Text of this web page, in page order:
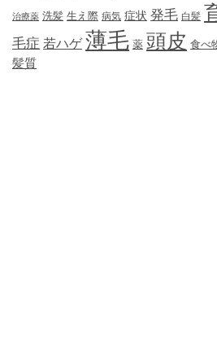
治療薬 洗髪 生え際 病気 症状 発毛 白髪
毛症 若ハゲ 薄毛 薬 頭皮 食べ
髪質